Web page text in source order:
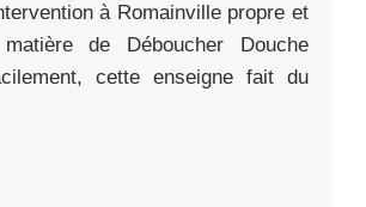
à Romainville propre et
de Déboucher Douche
cette enseigne fait du